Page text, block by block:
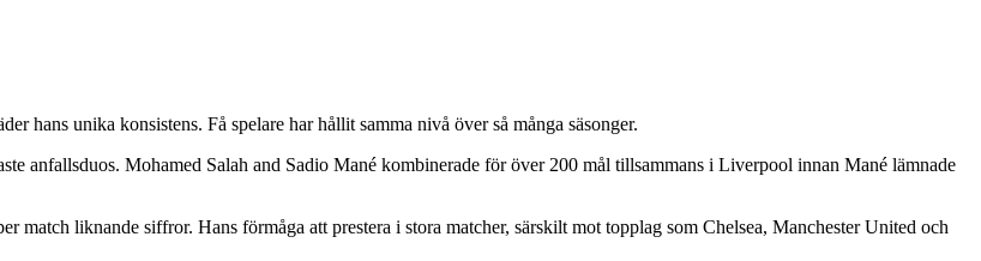
hans unika konsistens. Få spelare har hållit samma nivå över så många säsonger.
anfallsduos. Mohamed Salah and Sadio Mané kombinerade för över 200 mål tillsammans i Liverpool innan Mané lämnade
match liknande siffror. Hans förmåga att prestera i stora matcher, särskilt mot topplag som Chelsea, Manchester United och